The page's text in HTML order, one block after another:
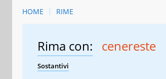
HOME RIME
Rima con: cenereste
Sostantivi